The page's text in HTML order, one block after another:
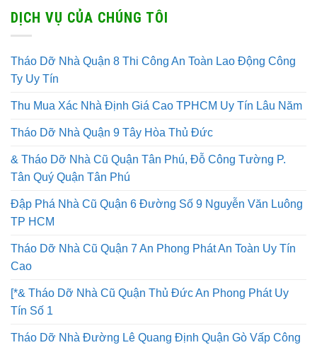
DỊCH VỤ CỦA CHÚNG TÔI
Tháo Dỡ Nhà Quận 8 Thi Công An Toàn Lao Động Công
Ty Uy Tín
Thu Mua Xác Nhà Định Giá Cao TPHCM Uy Tín Lâu Năm
Tháo Dỡ Nhà Quận 9 Tây Hòa Thủ Đức
& Tháo Dỡ Nhà Cũ Quận Tân Phú, Đỗ Công Tường P.
Tân Quý Quận Tân Phú
Đập Phá Nhà Cũ Quận 6 Đường Số 9 Nguyễn Văn Luông
TP HCM
Tháo Dỡ Nhà Cũ Quận 7 An Phong Phát An Toàn Uy Tín
Cao
[*& Tháo Dỡ Nhà Cũ Quận Thủ Đức An Phong Phát Uy
Tín Số 1
Tháo Dỡ Nhà Đường Lê Quang Định Quận Gò Vấp Công